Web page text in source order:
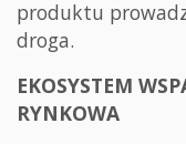
produktu
droga.
EKOSYSTEM
RYNKOWA